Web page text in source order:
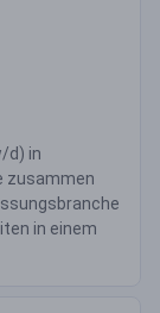
d) in
zusammen
in einem